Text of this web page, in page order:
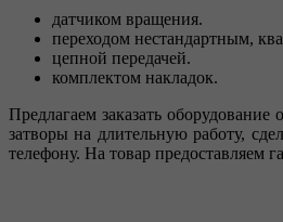
датчиком вращения.
переходом нестандартным,
цепной передачей.
комплектом накладок.
Предлагаем заказать
затворы на длительную работу,
телефону. На товар предоставляем